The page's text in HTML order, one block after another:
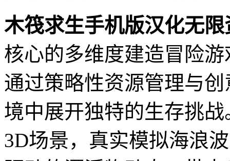
木筏求生手机版汉化无
核心的多维度建造冒险
通过策略性资源管理与
境中展开独特的生存挑
3D场景，真实模拟海浪